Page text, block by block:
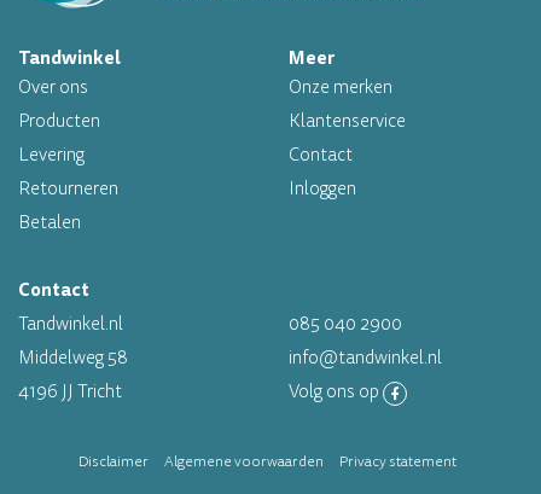
Altijd op voorraad
Op werkdagen voor 16.00 uur besteld, morgen in huis
Tandwinkel
Over ons
Producten
Levering
Retourneren
Betalen
Meer
Onze merken
Klantenservice
Contact
Inloggen
Contact
Tandwinkel.nl
Middelweg 58
4196 JJ Tricht
085 040 2900
info@tandwinkel.nl
Volg ons op
Disclaimer Algemene voorwaarden Privacy statement